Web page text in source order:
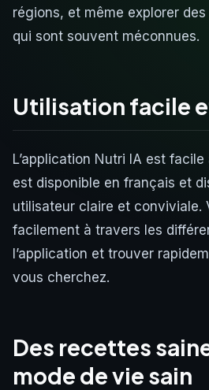
régions, et même explorer
qui sont souvent méconnues.
Utilisation facile
L’application Nutri IA est
est disponible en français et
utilisateur claire et conviviale.
facilement à travers les
l’application et trouver
vous cherchez.
Des recettes
mode de vie sain